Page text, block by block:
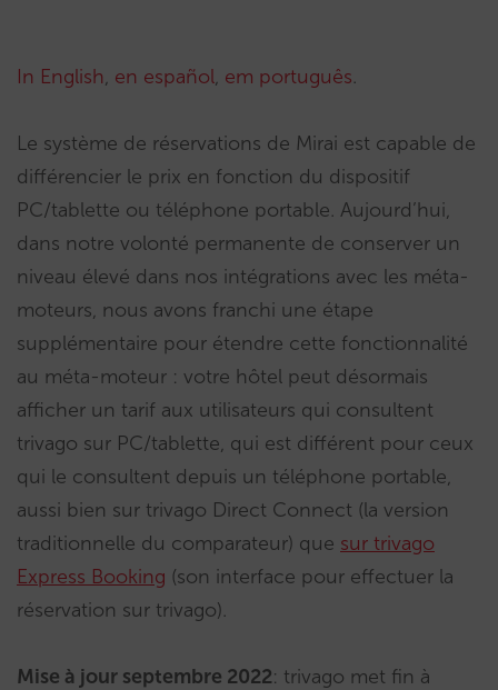
In English, en español, em português.
Le système de réservations de Mirai est capable de
différencier le prix en fonction du dispositif
PC/tablette ou téléphone portable. Aujourd’hui,
dans notre volonté permanente de conserver un
niveau élevé dans nos intégrations avec les méta-
moteurs, nous avons franchi une étape
supplémentaire pour étendre cette fonctionnalité
au méta-moteur : votre hôtel peut désormais
afficher un tarif aux utilisateurs qui consultent
trivago sur PC/tablette, qui est différent pour ceux
qui le consultent depuis un téléphone portable,
aussi bien sur trivago Direct Connect (la version
traditionnelle du comparateur) que sur trivago
Express Booking (son interface pour effectuer la
réservation sur trivago).
Mise à jour septembre 2022: trivago met fin à